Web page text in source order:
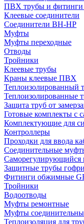
ПВХ трубы и
Клеевые соединители
Соединители ВН-НР
Муфты
Муфты переходные
Отводы
Тройники
Клеевые трубы
Краны клеевые ПВХ
Теплоизолированный
Теплоизолированные
Защита труб от
Готовые комплекты с
Комплектующие для
Контроллеры
Проходки для ввода
Соединительные
Саморегулирующийся
Защитные трубы
Фитинги обжимные
Тройники
Водоотводы
Муфты ремонтные
Муфты
Теплоизоляция для